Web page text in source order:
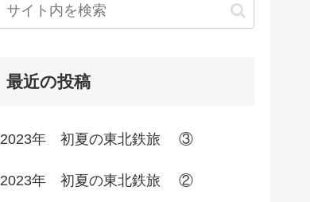
最近の投稿
2023年 初夏の東北鉄旅 ③
2023年 初夏の東北鉄旅 ②